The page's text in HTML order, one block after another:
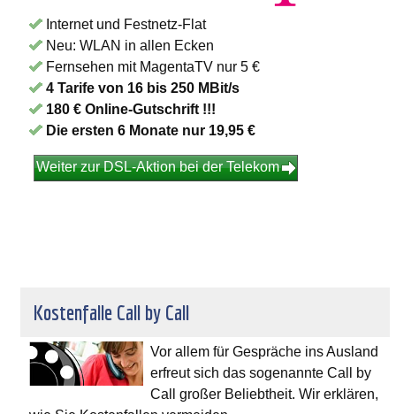
Internet und Festnetz-Flat
Neu: WLAN in allen Ecken
Fernsehen mit MagentaTV nur 5 €
4 Tarife von 16 bis 250 MBit/s
180 € Online-Gutschrift !!!
Die ersten 6 Monate nur 19,95 €
Weiter zur DSL-Aktion bei der Telekom
Kostenfalle Call by Call
Vor allem für Gespräche ins Ausland
erfreut sich das sogenannte Call by
Call großer Beliebtheit. Wir erklären,